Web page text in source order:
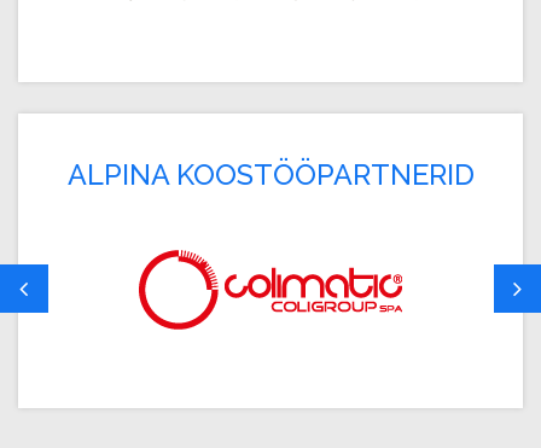
ALPINA KOOSTÖÖPARTNERID